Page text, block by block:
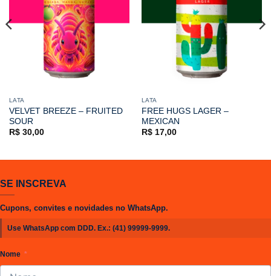
LATA
VELVET BREEZE – FRUITED
SOUR
R$30,00
LATA
FREE HUGS LAGER –
MEXICAN
R$17,00
SE INSCREVA
Cupons, convites e novidades no WhatsApp.
Use WhatsApp com DDD. Ex.: (41) 99999-9999.
Nome